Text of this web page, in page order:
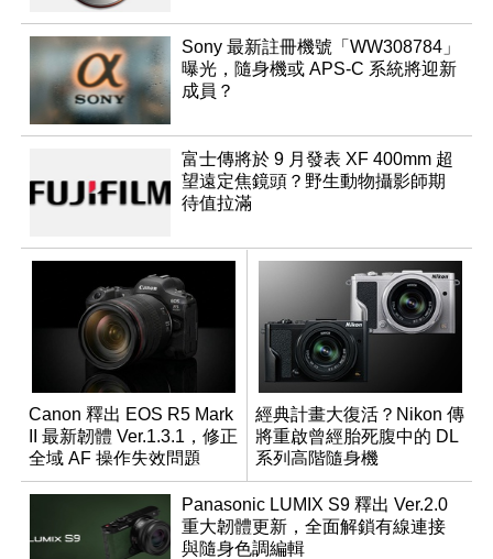
Sony 最新註冊機號「WW308784」
曝光，隨身機或 APS-C 系統將迎新
成員？
富士傳將於 9 月發表 XF 400mm 超
望遠定焦鏡頭？野生動物攝影師期
待值拉滿
Canon 釋出 EOS R5 Mark
II 最新韌體 Ver.1.3.1，修正
全域 AF 操作失效問題
經典計畫大復活？Nikon 傳
將重啟曾經胎死腹中的 DL
系列高階隨身機
Panasonic LUMIX S9 釋出 Ver.2.0
重大韌體更新，全面解鎖有線連接
與隨身色調編輯